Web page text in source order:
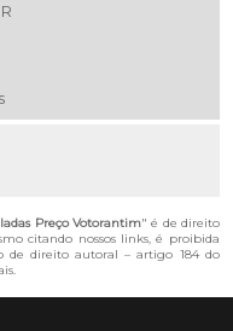
Preço Votorantim" é de direito
citando nossos links, é proibida
de direito autoral – artigo 184 do
.